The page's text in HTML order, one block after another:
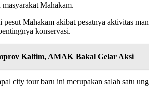
Mahakam.
Mahakam akibat pesatnya aktivitas
konservasi.
Kaltim, AMAK Bakal Gelar Aksi
city tour baru ini merupakan salah satu